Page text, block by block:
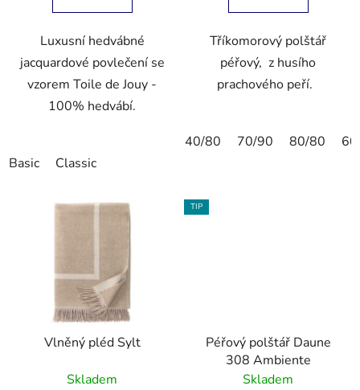
Luxusní hedvábné
jacquardové povlečení se
vzorem Toile de Jouy -
100% hedvábí.
Basic Classic
Tříkomorový polštář
péřový, z husího
prachového peří.
40/80 70/90 80/80
Vlněný pléd Sylt
Skladem
TIP
Péřový polštář Daune
308 Ambiente
Skladem